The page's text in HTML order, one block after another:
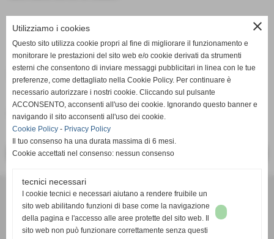
SCARICA IL PROGRAMMA DI SEGUITO
Documenti allegati
PROGRAMMA
Dimensione: 819,23 KB
<< PRECEDENTE
Via Montecatini, 5
000186 Roma
close
Utilizziamo i cookies
Questo sito utilizza cookie propri al fine di migliorare il funzionamento e
monitorare le prestazioni del sito web e/o cookie derivati da strumenti
esterni che consentono di inviare messaggi pubblicitari in linea con le tue
preferenze, come dettagliato nella Cookie Policy. Per continuare è
necessario autorizzare i nostri cookie. Cliccando sul pulsante
ACCONSENTO, acconsenti all'uso dei cookie. Ignorando questo banner e
navigando il sito acconsenti all'uso dei cookie.
Cookie Policy - Privacy Policy
Il tuo consenso ha una durata massima di 6 mesi.
Cookie accettati nel consenso: nessun consenso
tecnici necessari
I cookie tecnici e necessari aiutano a rendere fruibile un
sito web abilitando funzioni di base come la navigazione
della pagina e l'accesso alle aree protette del sito web. Il
sito web non può funzionare correttamente senza questi